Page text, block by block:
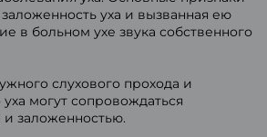
заложенность уха и вызванная ею
в больном ухе звука собственного
слухового прохода и
могут сопровождаться
заложенностью.